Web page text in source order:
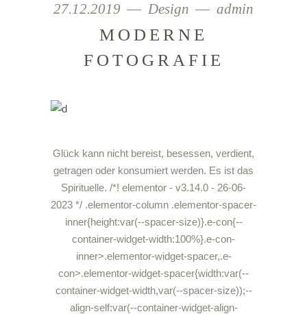
27.12.2019 Design admin
MODERNE
FOTOGRAFIE
Glück kann nicht bereist, besessen, verdient,
getragen oder konsumiert werden. Es ist das
Spirituelle. /*! elementor - v3.14.0 - 26-06-
2023 */ .elementor-column .elementor-spacer-
inner{height:var(--spacer-size)}.e-con{--
container-widget-width:100%}.e-con-
inner>.elementor-widget-spacer,.e-
con>.elementor-widget-spacer{width:var(--
container-widget-width,var(--spacer-size));--
align-self:var(--container-widget-align-